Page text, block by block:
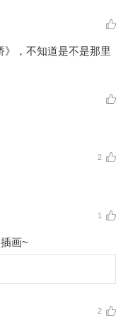
》，不知道是不是那里
2
1
画~
2